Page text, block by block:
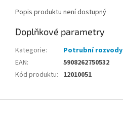
Popis produktu není dostupný
Doplňkové parametry
Kategorie:
Potrubní rozvody
EAN:
5908262750532
Kód produktu: 12010051